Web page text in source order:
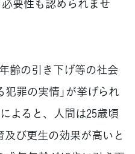
要性も認められませ
齢の引き下げ等の社会
犯罪の実情」が挙げられ
よると、人間は25歳頃
び更生の効果が高いと